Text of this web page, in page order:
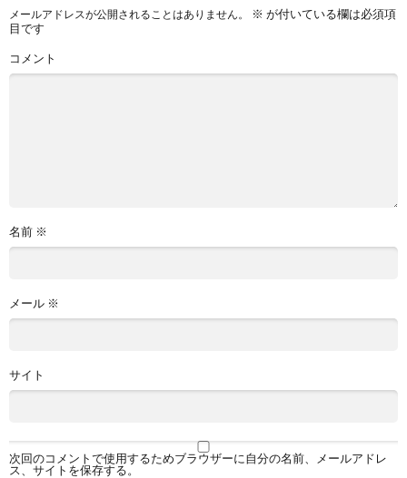
メールアドレスが公開されることはありません。 ※ が付いている欄は必須項
目です
コメント
名前 ※
メール ※
サイト
次回のコメントで使用するためブラウザーに自分の名前、メールアドレ
ス、サイトを保存する。